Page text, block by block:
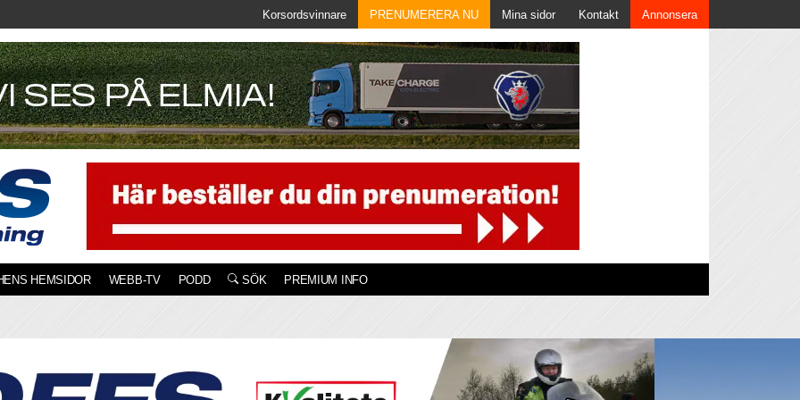
Korsordsvinnare PRENUMERERA NU Mina sidor Kontakt Annonsera
HEMSIDOR WEBB-TV PODD SÖK PREMIUM INFO